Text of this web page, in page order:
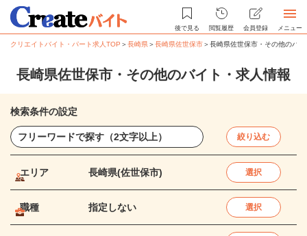
後で見る 閲覧履歴 会員登録 メニュー
クリエイトバイト・パート求人TOP ＞長崎県＞長崎県佐世保市＞長崎県佐世保市・その他のバ
長崎県佐世保市・その他のバイト・求人情報
検索条件の設定
絞り込む
エリア 長崎県(佐世保市) 選択
職種 指定しない 選択